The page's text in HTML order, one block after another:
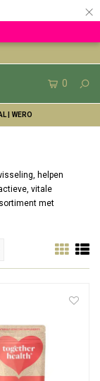
×
0
| WERO
helpen
vitale
met